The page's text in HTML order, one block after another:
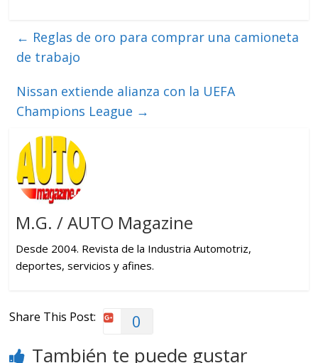
← Reglas de oro para comprar una camioneta
de trabajo
Nissan extiende alianza con la UEFA
Champions League →
M.G. / AUTO Magazine
Desde 2004. Revista de la Industria Automotriz,
deportes, servicios y afines.
Share This Post: 0
También te puede gustar